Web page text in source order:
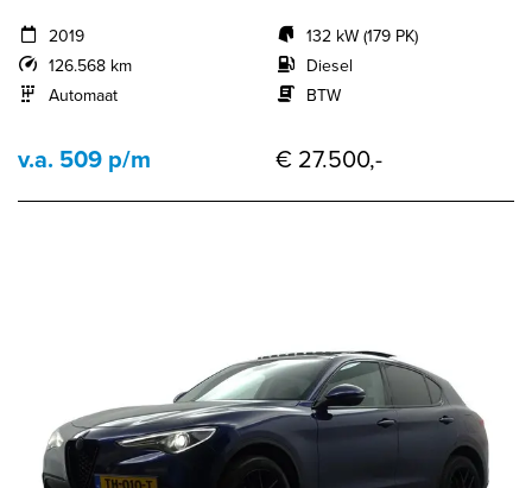
2019
126.568 km
Automaat
132 kW (179 PK)
Diesel
BTW
v.a. 509 p/m € 27.500,-